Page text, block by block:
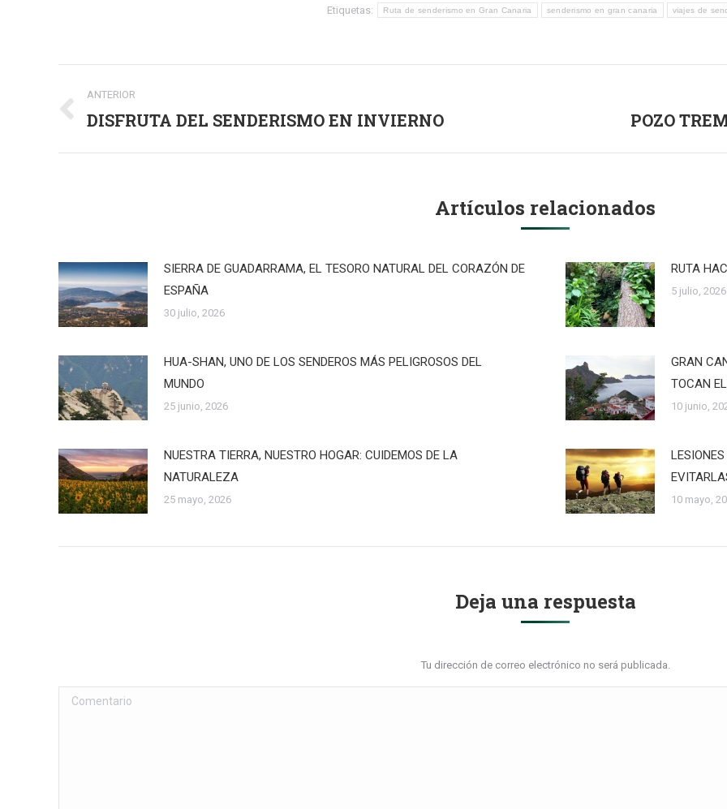
Etiquetas: Ruta de senderismo en Gran Canaria senderismo en gran canaria viajes de
Navegación
entre
publicaciones
ANTERIOR
Publicación
DISFRUTA DEL SENDERISMO EN INVIERNO POZO
Artículos relacionados
SIERRA DE GUADARRAMA, EL TESORO NATURAL DEL CORAZÓN DE
ESPAÑA
30 julio, 2026
RUTA
5 julio, 2026
HUA-SHAN, UNO DE LOS SENDEROS MÁS PELIGROSOS DEL
MUNDO
25 junio, 2026
GRAN
TOCAN
10 junio,
NUESTRA TIERRA, NUESTRO HOGAR: CUIDEMOS DE LA
NATURALEZA
25 mayo, 2026 10 mayo,
Deja una respuesta
Tu dirección de correo electrónico no será publicada.
Comentario